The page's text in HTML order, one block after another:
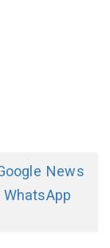
News
WhatsApp